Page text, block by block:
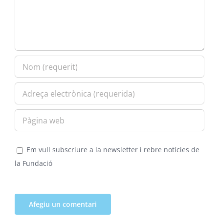
Em vull subscriure a la newsletter i rebre notícies de
la Fundació